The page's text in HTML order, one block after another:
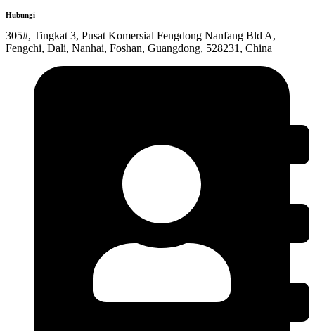
Hubungi
305#, Tingkat 3, Pusat Komersial Fengdong Nanfang Bld A,
Fengchi, Dali, Nanhai, Foshan, Guangdong, 528231, China